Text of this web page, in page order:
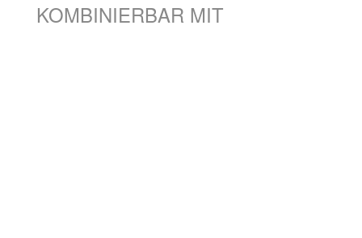
KOMBINIERBAR MIT